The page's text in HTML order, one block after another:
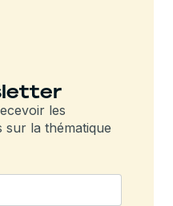
les
sur la thématique